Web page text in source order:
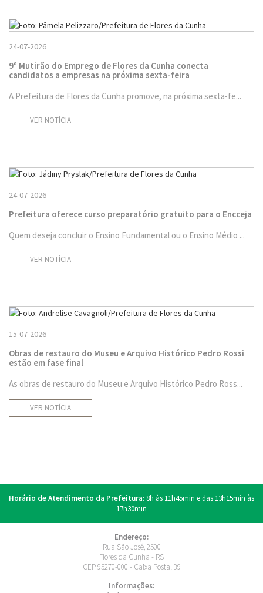
24-07-2026
9º Mutirão do Emprego de Flores da Cunha conecta
candidatos a empresas na próxima sexta-feira
A Prefeitura de Flores da Cunha promove, na próxima sexta-fe...
VER NOTÍCIA
24-07-2026
Prefeitura oferece curso preparatório gratuito para o Encceja
Quem deseja concluir o Ensino Fundamental ou o Ensino Médio ...
VER NOTÍCIA
15-07-2026
Obras de restauro do Museu e Arquivo Histórico Pedro Rossi
estão em fase final
As obras de restauro do Museu e Arquivo Histórico Pedro Ross...
VER NOTÍCIA
Horário de Atendimento da Prefeitura:8h às 11h45min e das 13h15min às
17h30min
Endereço:
Rua São José, 2500
Flores da Cunha - RS
CEP 95270-000 - Caixa Postal 39
Informações: